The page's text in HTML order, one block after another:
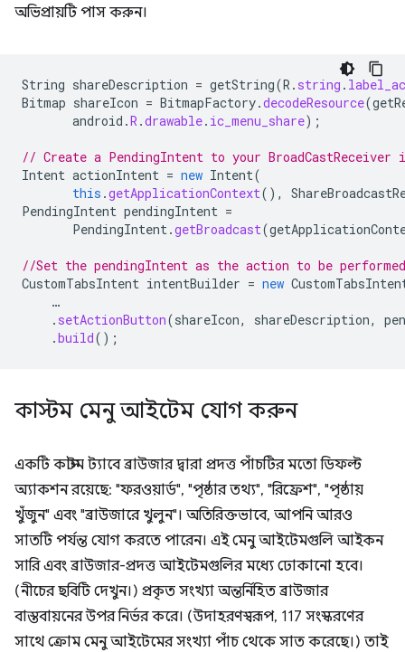
অভিপ্রায়টি পাস করুন।
String shareDescription = getString(R . string .
Bitmap shareIcon = BitmapFactory.decodeResource(
android .R .drawable. ic_menu_share);
// Create a PendingIntent to your BroadCastReceiver
Intent actionIntent = new Intent(
this .getApplicationContext(),
PendingIntent pendingIntent =
PendingIntent.getBroadcast(
//Set the pendingIntent as the action to be
CustomTabsIntent intentBuilder = new
…
. setActionButton(shareIcon, shareDescription,
.build();
কাস্টম মেনু আইটেম যোগ করুন
একটি কাস্টম ট্যাবে ব্রাউজার দ্বারা প্রদত্ত পাঁচটির মতো ডিফল্ট
অ্যাকশন রয়েছে: "ফরওয়ার্ড", "পৃষ্ঠার তথ্য", "রিফ্রেশ", "পৃষ্ঠায়
খুঁজুন" এবং "ব্রাউজারে খুলুন"। অতিরিক্তভাবে, আপনি আরও
সাতটি পর্যন্ত যোগ করতে পারেন। এই মেনু আইটেমগুলি আইকন
সারি এবং ব্রাউজার-প্রদত্ত আইটেমগুলির মধ্যে ঢোকানো হবে।
(নীচের ছবিটি দেখুন।) প্রকৃত সংখ্যা অন্তর্নিহিত ব্রাউজার
বাস্তবায়নের উপর নির্ভর করে। (উদাহরণস্বরূপ, 117 সংস্করণের
সাথে ক্রোম মেনু আইটেমের সংখ্যা পাঁচ থেকে সাত করেছে।) তাই